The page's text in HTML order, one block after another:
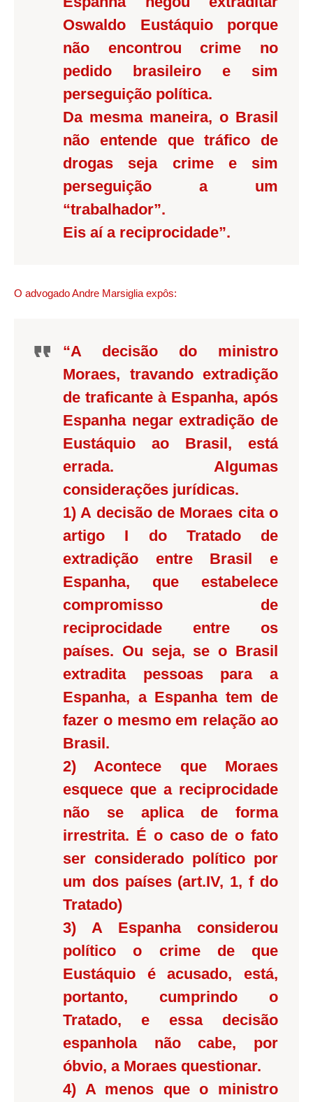
Oswaldo Eustáquio porque
não encontrou crime no
pedido brasileiro e sim
perseguição política.
Da mesma maneira, o Brasil
não entende que tráfico de
drogas seja crime e sim
perseguição a um
“trabalhador”.
Eis aí a reciprocidade”.
O advogado Andre Marsiglia expôs:
“A decisão do ministro
Moraes, travando extradição
de traficante à Espanha, após
Espanha negar extradição de
Eustáquio ao Brasil, está
errada. Algumas
considerações jurídicas.
1) A decisão de Moraes cita o
artigo I do Tratado de
extradição entre Brasil e
Espanha, que estabelece
compromisso de
reciprocidade entre os
países. Ou seja, se o Brasil
extradita pessoas para a
Espanha, a Espanha tem de
fazer o mesmo em relação ao
Brasil.
2) Acontece que Moraes
esquece que a reciprocidade
não se aplica de forma
irrestrita. É o caso de o fato
ser considerado político por
um dos países (art.IV, 1, f do
Tratado)
3) A Espanha considerou
político o crime de que
Eustáquio é acusado, está,
portanto, cumprindo o
Tratado, e essa decisão
espanhola não cabe, por
óbvio, a Moraes questionar.
4) A menos que o ministro